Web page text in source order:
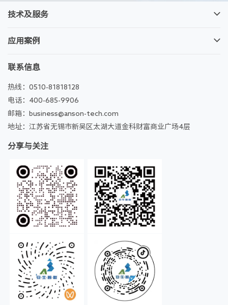
技术及服务
应用案例
联系信息
热线：0510-81818128
电话：400-685-9906
邮箱：business@anson-tech.com
地址：江苏省无锡市新吴区太湖大道金科财富商业广场4层
分享与关注